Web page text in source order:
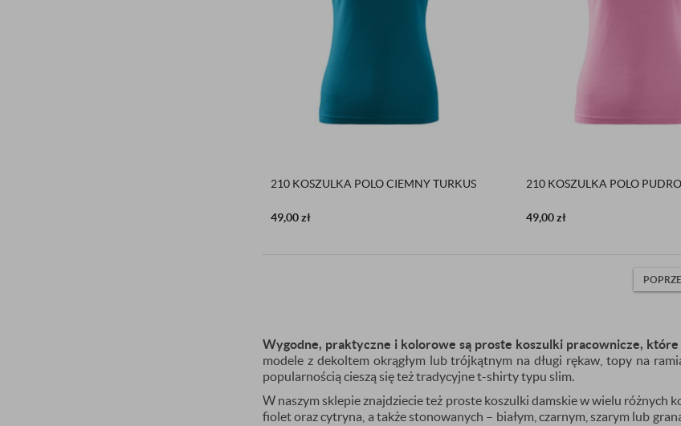
210 KOSZULKA POLO CIEMNY TURKUS
49,00zł
210 KOSZULKA POLO
49,00zł
Wygodne, praktyczne i kolorowe są proste koszulki pracownicze, które
modele z dekoltem okrągłym lub trójkątnym na długi rękaw, topy na
popularnością cieszą się też tradycyjne t-shirty typu slim.
W naszym sklepie znajdziecie też proste koszulki damskie w wielu różnych
fiolet oraz cytryna, a także stonowanych – białym, czarnym, szarym lub